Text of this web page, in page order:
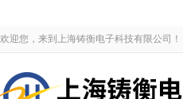
欢迎您，来到上海铸衡电子科技有限公司！